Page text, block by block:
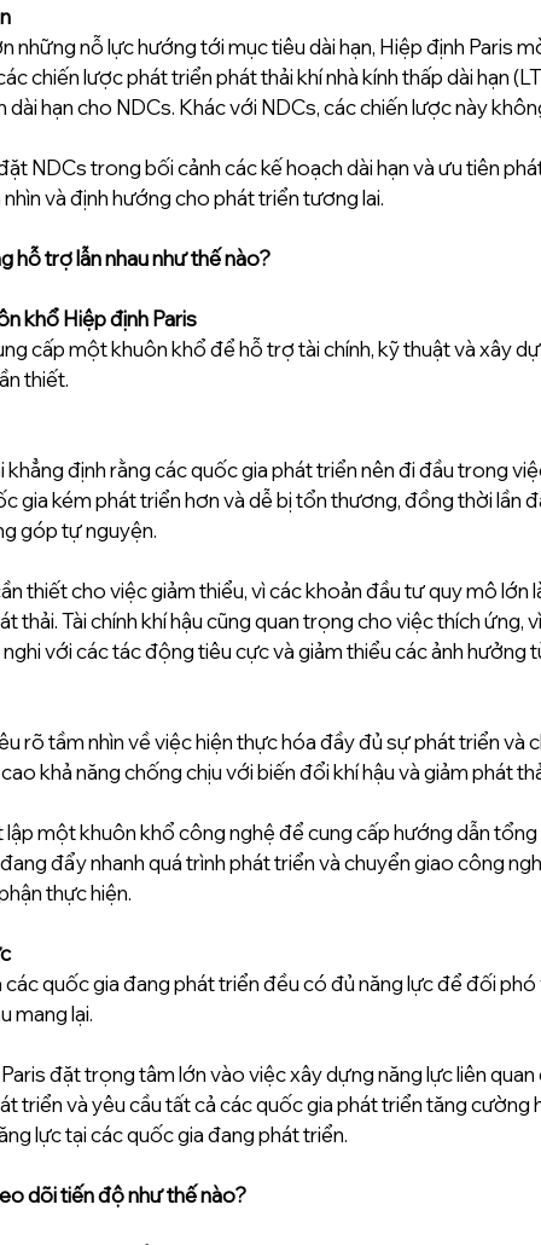
những nỗ lực hướng tới mục tiêu dài hạn, Hiệp định Paris
chiến lược phát triển phát thải khí nhà kính thấp dài hạn
dài hạn cho NDCs. Khác với NDCs, các chiến lược này
NDCs trong bối cảnh các kế hoạch dài hạn và ưu tiên
và định hướng cho phát triển tương lai.
hỗ trợ lẫn nhau như thế nào?
khổ Hiệp định Paris
cấp một khuôn khổ để hỗ trợ tài chính, kỹ thuật và xây
thiết.
khẳng định rằng các quốc gia phát triển nên đi đầu trong
gia kém phát triển hơn và dễ bị tổn thương, đồng thời lần
góp tự nguyện.
thiết cho việc giảm thiểu, vì các khoản đầu tư quy mô lớn
thải. Tài chính khí hậu cũng quan trọng cho việc thích ứng,
với các tác động tiêu cực và giảm thiểu các ảnh hưởng
rõ tầm nhìn về việc hiện thực hóa đầy đủ sự phát triển và
khả năng chống chịu với biến đổi khí hậu và giảm phát
lập một khuôn khổ công nghệ để cung cấp hướng dẫn
đẩy nhanh quá trình phát triển và chuyển giao công
thực hiện.
các quốc gia đang phát triển đều có đủ năng lực để đối
mang lại.
đặt trọng tâm lớn vào việc xây dựng năng lực liên
triển và yêu cầu tất cả các quốc gia phát triển tăng cường
lực tại các quốc gia đang phát triển.
dõi tiến độ như thế nào?